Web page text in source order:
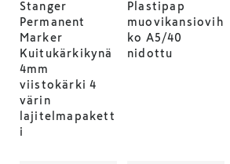
Stanger
Permanent
Marker
Kuitukärkikynä
4mm
viistokärki 4
värin
lajitelmapakett
i
Plastipap
muovikansiovih
ko A5/40
nidottu